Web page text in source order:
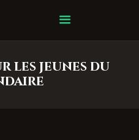
les jeunes du
Badr